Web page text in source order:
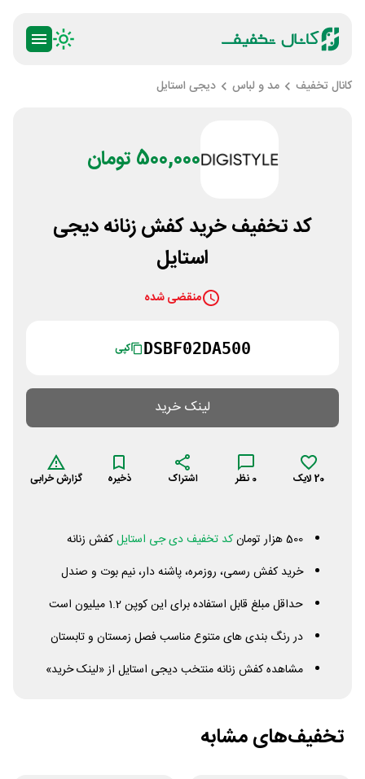
کانال تخفیف مد و لباس دیجی استایل
500,000 تومان
کد تخفیف خرید کفش زنانه دیجی
استایل
منقضی شده
DSBF02DA500 کپی
لینک خرید
20لایک 0 نظر اشتراک ذخیره گزارش خرابی
500 هزار تومان کد تخفیف دی جی استایلکفش زنانه
خرید کفش رسمی، روزمره، پاشنه دار، نیم بوت و صندل
حداقل مبلغ قابل استفاده برای این کوپن 1.2 میلیون است
در رنگ بندی های متنوع مناسب فصل زمستان و تابستان
مشاهده کفش زنانه منتخب دیجی استایل از «لینک خرید»
تخفیف‌های مشابه